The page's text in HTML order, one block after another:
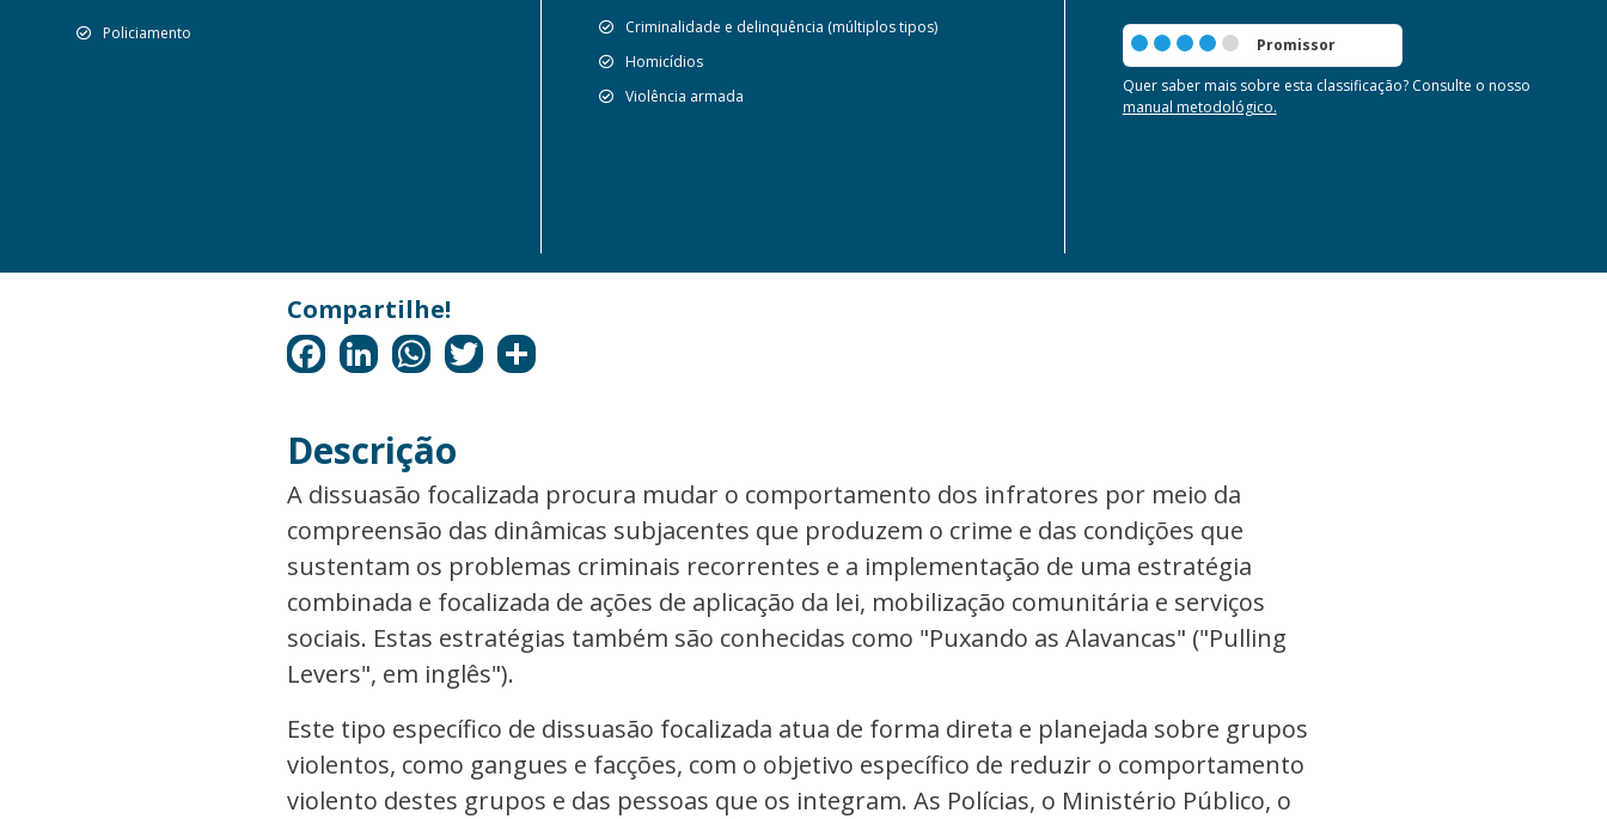
Policiamento
Criminalidade e delinquência (múltiplos tipos)
Homicídios
Violência armada
Promissor
Quer saber mais sobre esta classificação? Consulte o nosso
manual metodológico.
Descrição
A dissuasão focalizada procura mudar o comportamento dos infratores por meio da
compreensão das dinâmicas subjacentes que produzem o crime e das condições que
sustentam os problemas criminais recorrentes e a implementação de uma estratégia
combinada e focalizada de ações de aplicação da lei, mobilização comunitária e serviços
sociais. Estas estratégias também são conhecidas como "Puxando as Alavancas" ("Pulling
Levers", em inglês").
Este tipo específico de dissuasão focalizada atua de forma direta e planejada sobre grupos
violentos, como gangues e facções, com o objetivo específico de reduzir o comportamento
violento destes grupos e das pessoas que os integram. As Polícias, o Ministério Público, o